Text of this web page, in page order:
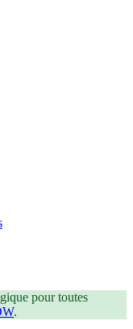
pour toutes
.